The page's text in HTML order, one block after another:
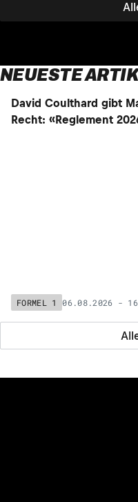
NEUESTE
David Coulthard gibt
Recht: «Reglement
FORMEL 1 06.08.2026 -